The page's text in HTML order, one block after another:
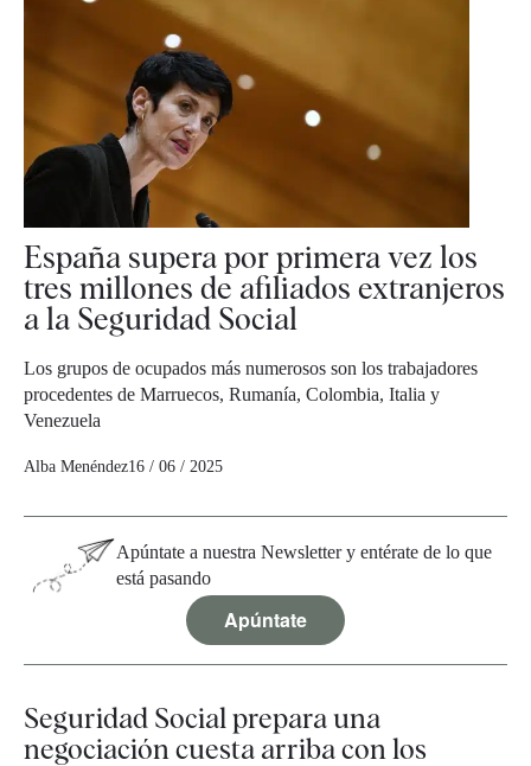
España supera por primera vez los
tres millones de afiliados extranjeros
a la Seguridad Social
Los grupos de ocupados más numerosos son los trabajadores
procedentes de Marruecos, Rumanía, Colombia, Italia y
Venezuela
Alba Menéndez16 / 06 / 2025
Apúntate a nuestra Newsletter y entérate de lo que
está pasando
Apúntate
Seguridad Social prepara una
negociación cuesta arriba con los